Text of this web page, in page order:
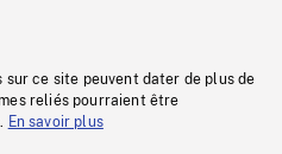
sur ce site peuvent dater de plus de
reliés pourraient être
En savoir plus